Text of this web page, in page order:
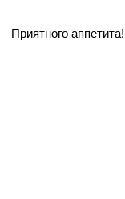
Приятного аппетита!